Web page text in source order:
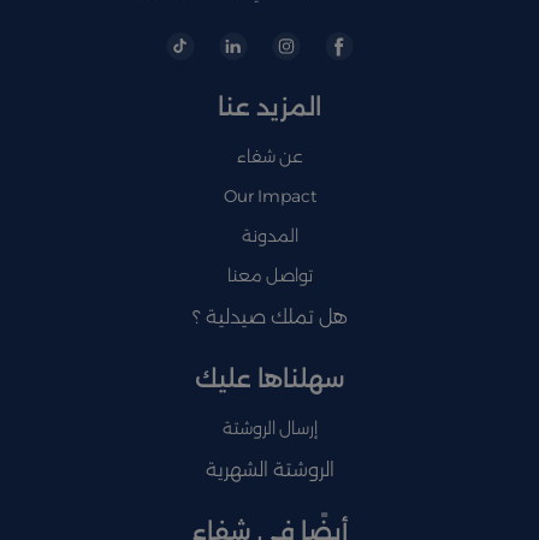
المزيد عنا
عن شفاء
Our Impact
المدونة
تواصل معنا
هل تملك صيدلية ؟
سهلناها عليك
إرسال الروشتة
الروشتة الشهرية
أيضًا في شفاء